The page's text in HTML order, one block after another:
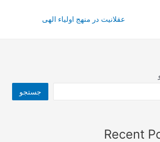
عقلانیت در منهج اولیاء الهی
جستجو
Recent